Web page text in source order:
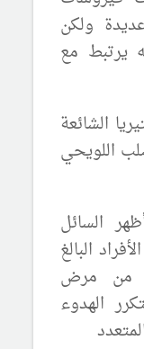
ولكن
يرتبط مع
الشائعة
اللويحي
السائل
البالغ
من مرض
الهدوء